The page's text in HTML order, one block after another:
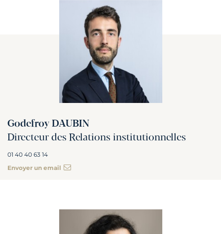
Godefroy DAUBIN
Directeur des Relations institutionnelles
01 40 40 63 14
Envoyer un email